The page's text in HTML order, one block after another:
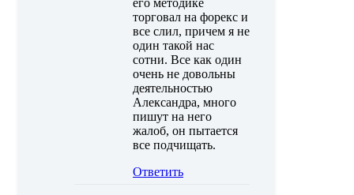
торговал на форекс и
все слил, причем я не
один такой нас
сотни. Все как один
очень не довольны
деятельностью
Александра, много
пишут на него
жалоб, он пытается
все подчищать.
Ответить